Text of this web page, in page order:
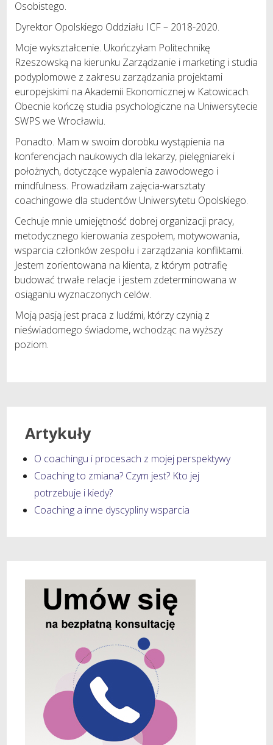
Osobistego.
Dyrektor Opolskiego Oddziału ICF – 2018-2020.
Moje wykształcenie. Ukończyłam Politechnikę
Rzeszowską na kierunku Zarządzanie i marketing i studia
podyplomowe z zakresu zarządzania projektami
europejskimi na Akademii Ekonomicznej w Katowicach.
Obecnie kończę studia psychologiczne na Uniwersytecie
SWPS we Wrocławiu.
Ponadto. Mam w swoim dorobku wystąpienia na
konferencjach naukowych dla lekarzy, pielęgniarek i
położnych, dotyczące wypalenia zawodowego i
mindfulness. Prowadziłam zajęcia-warsztaty
coachingowe dla studentów Uniwersytetu Opolskiego.
Cechuje mnie umiejętność dobrej organizacji pracy,
metodycznego kierowania zespołem, motywowania,
wsparcia członków zespołu i zarządzania konfliktami.
Jestem zorientowana na klienta, z którym potrafię
budować trwałe relacje i jestem zdeterminowana w
osiąganiu wyznaczonych celów.
Moją pasją jest praca z ludźmi, którzy czynią z
nieświadomego świadome, wchodząc na wyższy
poziom.
Artykuły
O coachingu i procesach z mojej perspektywy
Coaching to zmiana? Czym jest? Kto jej
potrzebuje i kiedy?
Coaching a inne dyscypliny wsparcia